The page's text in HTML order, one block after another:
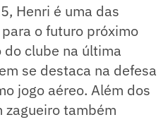
Henri é uma das
o futuro próximo
do clube na última
se destaca na defesa
jogo aéreo. Além dos
zagueiro também